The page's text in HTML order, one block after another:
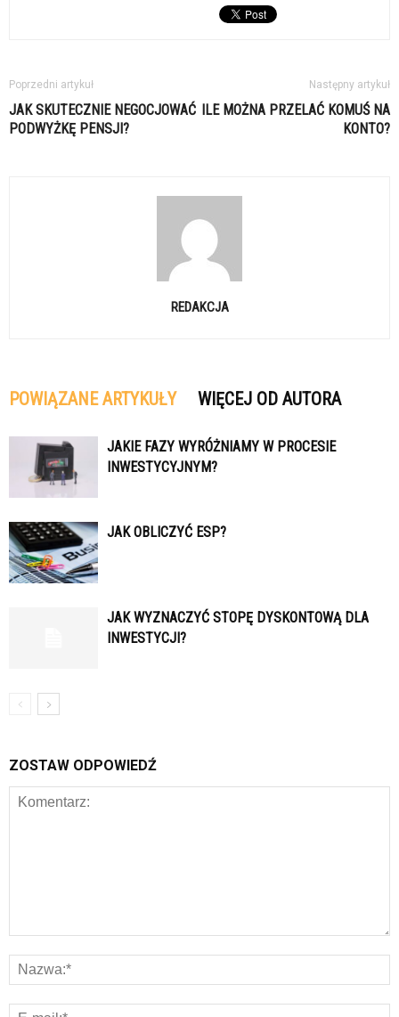
Poprzedni artykuł
JAK SKUTECZNIE NEGOCJOWAĆ
PODWYŻKĘ PENSJI?
Następny artykuł
ILE MOŻNA PRZELAĆ KOMUŚ NA
KONTO?
REDAKCJA
POWIĄZANE ARTYKUŁY WIĘCEJ OD AUTORA
JAKIE FAZY WYRÓŻNIAMY W PROCESIE
INWESTYCYJNYM?
JAK OBLICZYĆ ESP?
JAK WYZNACZYĆ STOPĘ DYSKONTOWĄ DLA
INWESTYCJI?
ZOSTAW ODPOWIEDŹ